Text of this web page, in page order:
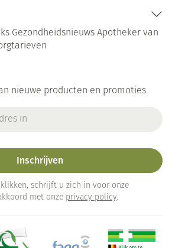
Gezondheidsnieuws Apotheker van
nieuwe producten en promoties
Inschrijven
schrijft u zich in voor onze
met onze privacy policy.